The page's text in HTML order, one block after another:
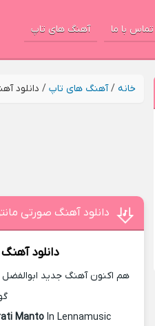
تماس با ما آهنگ های تاپ
خانه /آهنگ های تاپ / دانلود
دانلود آهنگ صورتی
دانلود آهنگ
هم اکنون آهنگ جدید ابوالفضل
Manto In Lennamusic